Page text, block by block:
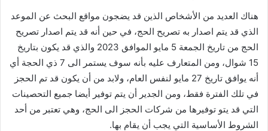
هناك العديد من الأشخاص الذين قد يضجون مواقع البحث عن الموعد
الذي قد يتم اصدار به تصريح الحج، في حين أنه قد يتم اصدار تصريح
الحج من تاريخ الجمعة 5 مايو الموافق 2023 والذي قد يكون بتاريخ
15 شوال، ومن المتعارف عليه بأنه سوف يستمر الى 7 ذي الحجة أي
أنه يوافق تاريخ 27 مايو لنفس العام، ولابد من أن يكون قد تم الحجز
في تلك الفترة فقط، ومن الجدير أن يتم توفير أيضا جميع التحصينات
التي قد يتو توفيرها من شركات الحجز الى الحج، وهي تعتبر من أحد
الشروط الأساسية التي يجب أن يقام بها.